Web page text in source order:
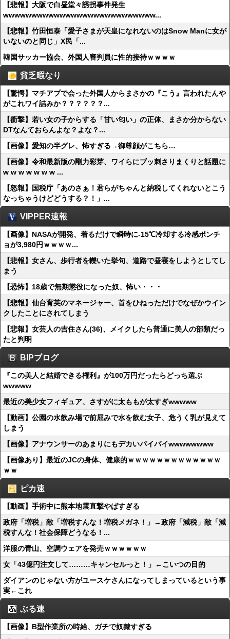
【悲報】大阪で白昼堂々誘拐事件発生
wwwwwwwwwwwwwwwwwwwwwwwwwww...
【悲報】竹田恒泰「愛子さまが天皇になれないのはSnow Manに女が
いないのと同じ」X民「...
韓国サッカー協会、外国人審判員に性的接待ｗｗｗｗ
貧乏暇なり
【驚愕】マチアプで会った外国人からまさかの『こう』言われたんや
がこれワイ詰みか？？？？？？...
【衝撃】若い女の子からする「甘い匂い」の正体、まさか分からない
DTなんておらんよな？よな？...
【画像】愛知の半グレ、怖すぎる→御尊顔がこちら…
【画像】令和最新版の剛力彩芽、ワイらにブッ刺さりまくりと話題に
w w w w w w w ...
【怒報】国税庁「あのさぁ！君らがちゃんと納税してくれないとこう
なっちゃうけどどうする？！」...
VIPPER速報
【画像】NASAが開発、着るだけで瞬時に-15℃冷却する冷感ポンチ
ョが3,980円ｗｗｗｗ...
【悲報】女さん、歩行者を轢いた挙句、道路で昼寝をしようとしてし
まう
【恐怖】18歳で無期懲役になった奴、怖い・・・
【悲報】仙台育英のマネージャー、首をひねっただけでなぜかウイン
クしたことにされてしまう
【悲報】女芸人の吉住さん(36)、メイクしたら普通に美人の部類だっ
たと判明
BIPブログ
『この美人と結婚できる権利』が100万円だったらどっち選ぶ
wwwww
最近の美少女フィギュア、さすがに太ももが太すぎwwwww
【動画】公園の水飲み場で前屈みで水を飲む女子、危うく乳が見えて
しまう
【画像】アナウンサーのあまりにもデカいパイパイwwwwwwww
【画像あり】最近のJCの身体、健康的ｗｗｗｗｗｗｗｗｗｗｗｗｗ
ｗｗ
ピカ速
【動画】手術中に熊本地震直撃やばすぎる
政府「増税」敵「増税すんな！増税メガネ！」→政府「減税」敵「減
税すんな！社会保障どうなる！...
洋服の青山、空調ウェアを発売ｗｗｗｗｗｗ
女「43億円注文して………キャンセルっと！」←こいつの目的
ダイアンのじゃない方がユースケさんになってしまっているという事
実←これ
ぶる速
【画像】B型作業所の時給、ガチで奴隷すぎる